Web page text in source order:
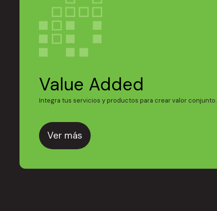
Value Added
Integra tus servicios y productos para crear valor conjunto.
Ver más